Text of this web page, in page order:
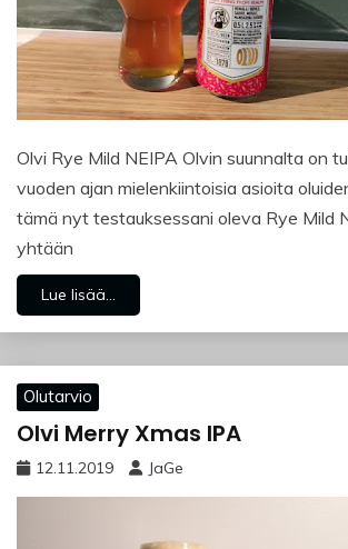
Olvi Rye Mild NEIPA Olvin suunnalta on
vuoden ajan mielenkiintoisia asioita
tämä nyt testauksessani oleva Rye Mild
yhtään
Lue lisää...
Olutarvio
Olvi Merry Xmas IPA
12.11.2019 JaGe